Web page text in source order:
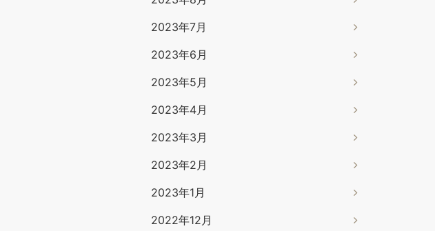
2023年7月
2023年6月
2023年5月
2023年4月
2023年3月
2023年2月
2023年1月
2022年12月